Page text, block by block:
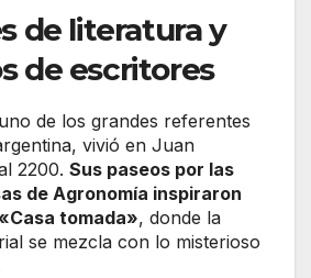
de literatura y
de escritores
de los grandes referentes
vivió en Juan
2200. Sus paseos por las
de Agronomía inspiraron
tomada», donde la
se mezcla con lo misterioso